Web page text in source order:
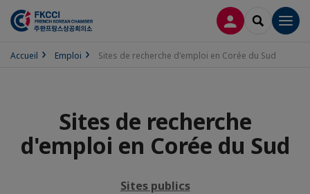
CONNEXION
Accueil Emploi Sites de recherche d'emploi en Corée du Sud
Sites de recherche
d'emploi en Corée du Sud
Sites publics